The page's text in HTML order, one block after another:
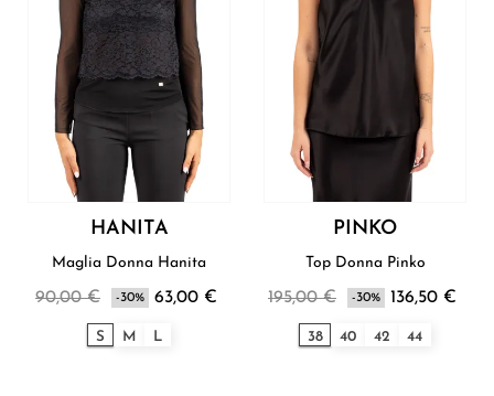
HANITA
Maglia Donna Hanita
90,00 € -30% 63,00 €
S M L
PINKO
Top Donna Pinko
195,00 € -30% 136,50 €
38 40 42 44